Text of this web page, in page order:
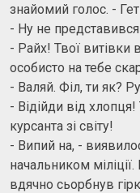
знайомий голос. -
- Ну не
- Райх! Твої витівки
особисто на тебе
- Валяй. Філ, ти як?
- Відійди від
курсанта зі світу!
- Випий на, -
начальником
вдячно сьорбнув